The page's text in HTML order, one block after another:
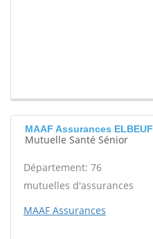
MAAF Assurances ELBEUF
Mutuelle Santé Sénior
Département: 76
mutuelles d'assurances
MAAF Assurances